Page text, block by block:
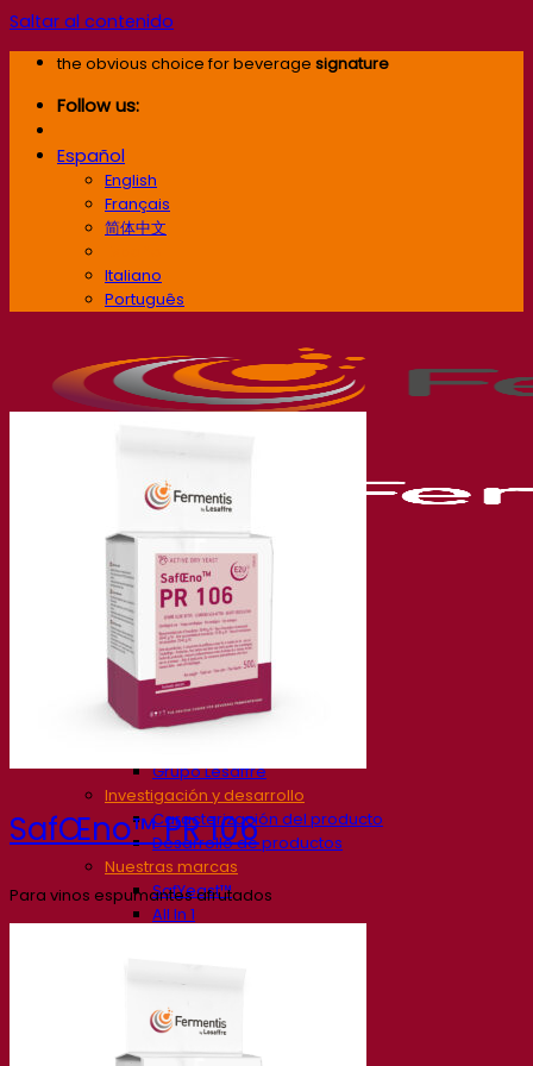
Saltar al contenido
the obvious choice for beverage signature
Follow us:
Español
English
Français
简体中文
Italiano
Português
Nuestra empresa
Sobre nosotros
Expertos en fermentación
El Campus de Fermentis
Un equipo apasionado
Grupo Lesaffre
Investigación y desarrollo
Caracterización del producto
Desarrollo de productos
Nuestras marcas
SafYeast™
All In 1
Toll manufacturing
Catas de bebidas
Soluciones de fermentación
Cerveza
SafŒno™ PR 106
Para vinos espumantes afrutados